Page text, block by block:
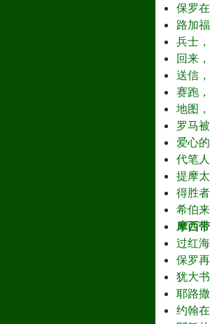
保罗
路加
兵士
回来
送信
赛跑
地图
罗马
爱心
代笔
提摩
得胜
希伯
摩西
过红
保罗
犹大
耶路
约翰